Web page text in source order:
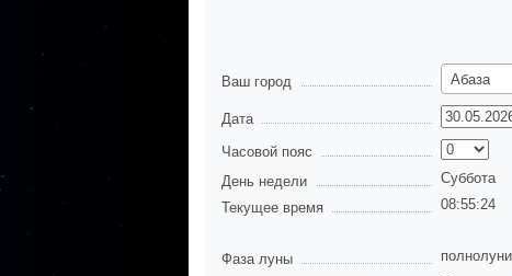
Ваш город Абаза
Дата
Часовой пояс
День недели
Суббота
Текущее время
08:55:25
Фаза луны